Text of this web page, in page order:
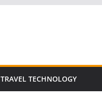
TRAVEL TECHNOLOGY